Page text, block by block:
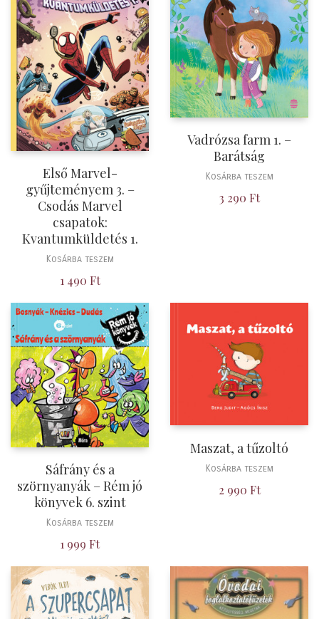
Első Marvel-
gyűjteményem 3. –
Csodás Marvel
csapatok:
Kvantumküldetés 1.
Kosárba teszem
1 490 Ft
Vadrózsa farm 1. –
Barátság
Kosárba teszem
3 290 Ft
Sáfrány és a
szörnyanyák – Rém jó
könyvek 6. szint
Kosárba teszem
1 999 Ft
Maszat, a tűzoltó
Kosárba teszem
2 990 Ft